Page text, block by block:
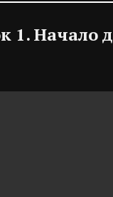
1. Начало